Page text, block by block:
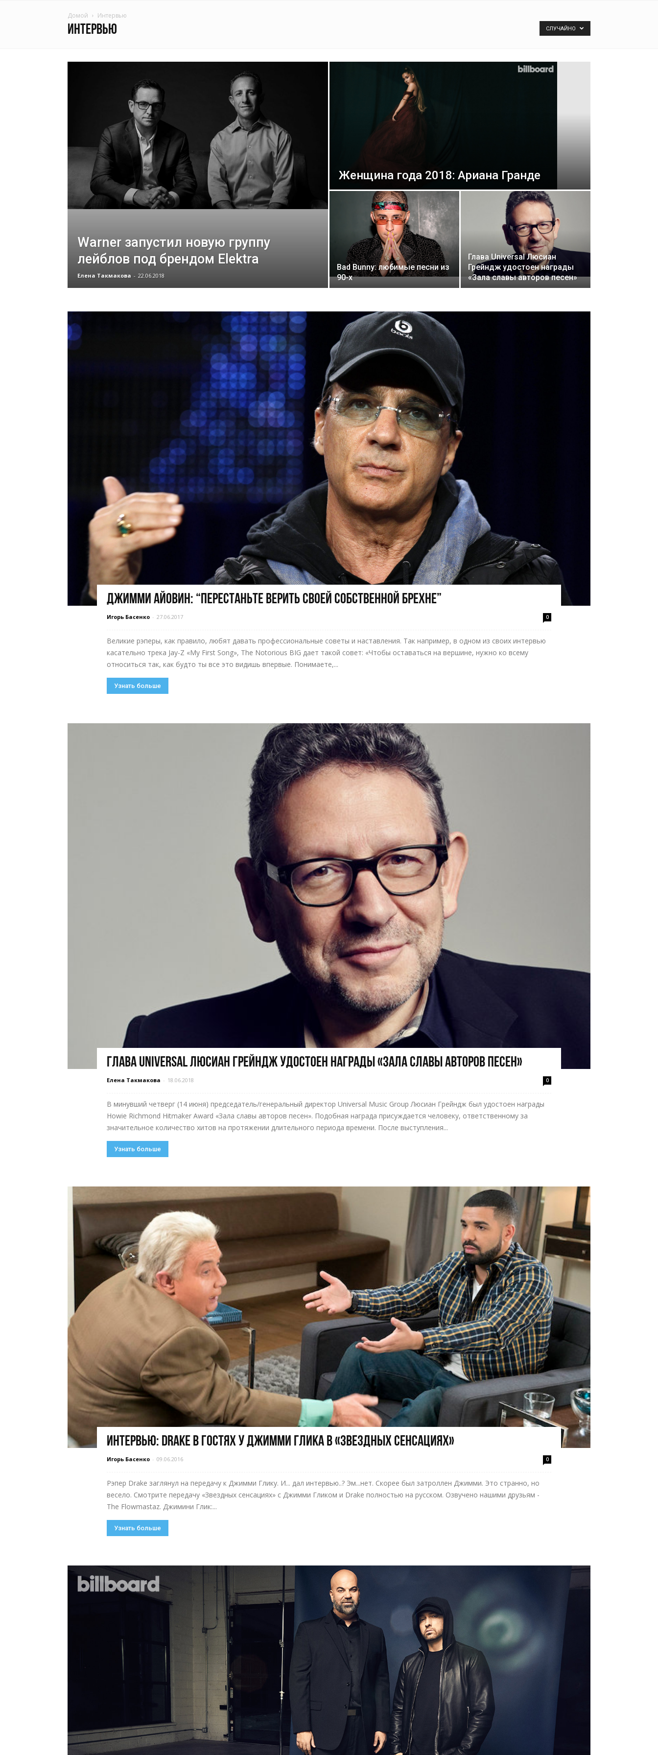
Домой Интервью
ИНТЕРВЬЮ СЛУЧАЙНО
Warner запустил новую группу
лейблов под брендом Elektra
Елена Такмакова - 22.06.2018
Женщина года 2018: Ариана Гранде
Bad Bunny: любимые песни из
90-х
Глава Universal Люсиан
Грейндж удостоен награды
«Зала славы авторов песен»
Джимми Айовин: “Перестаньте верить своей собственной брехне”
Игорь Басенко - 27.06.2017 0
Великие рэперы, как правило, любят давать профессиональные советы и наставления. Так например, в одном из своих интервью
касательно трека Jay-Z «My First Song», The Notorious BIG дает такой совет: «Чтобы оставаться на вершине, нужно ко всему
относиться так, как будто ты все это видишь впервые. Понимаете,...
Узнать больше
Глава Universal Люсиан Грейндж удостоен награды «Зала славы авторов песен»
Елена Такмакова - 18.06.2018 0
В минувший четверг (14 июня) председатель/генеральный директор Universal Music Group Люсиан Грейндж был удостоен награды
Howie Richmond Hitmaker Award «Зала славы авторов песен». Подобная награда присуждается человеку, ответственному за
значительное количество хитов на протяжении длительного периода времени. После выступления...
Узнать больше
Интервью: Drake в гостях у Джимми Глика в «Звездных сенсациях»
Игорь Басенко - 09.06.2016 0
Рэпер Drake заглянул на передачу к Джимми Глику. И... дал интервью..? Эм...нет. Скорее был затроллен Джимми. Это странно, но
весело. Смотрите передачу «Звездных сенсациях» с Джимми Гликом и Drake полностью на русском. Озвучено нашими друзьям -
The Flowmastaz. Джимини Глик:...
Узнать больше